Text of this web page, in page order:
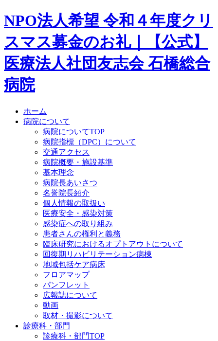
NPO法人希望 令和４年度クリ
スマス募金のお礼｜【公式】
医療法人社団友志会 石橋総合
病院
ホーム
病院について
病院についてTOP
病院指標（DPC）について
交通アクセス
病院概要・施設基準
基本理念
病院長あいさつ
名誉院長紹介
個人情報の取扱い
医療安全・感染対策
感染症への取り組み
患者さんの権利と義務
臨床研究におけるオプトアウトについて
回復期リハビリテーション病棟
地域包括ケア病床
フロアマップ
パンフレット
広報誌について
動画
取材・撮影について
診療科・部門
診療科・部門TOP